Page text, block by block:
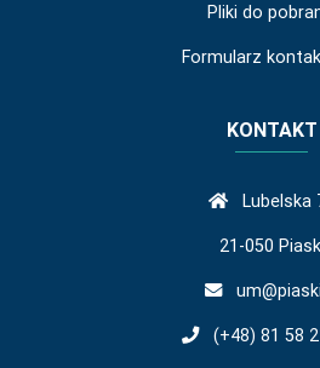
Pliki do
Formularz
KONTAKT
Lubelska
21-050
(+48) 81 58